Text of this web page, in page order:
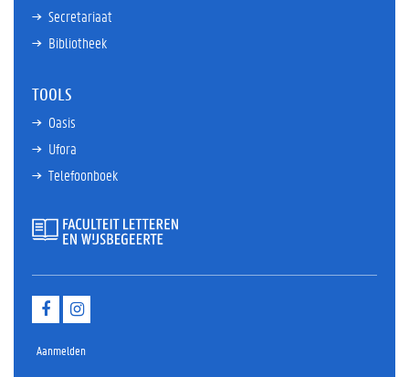
Secretariaat
Bibliotheek
TOOLS
Oasis
Ufora
Telefoonboek
e
Aanmelden